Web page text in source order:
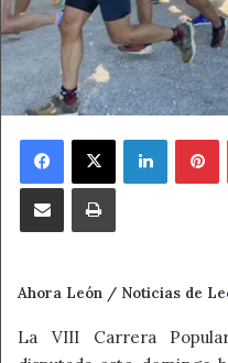
Facebook
X LinkedIn
Compartir por correo electrónicoImprimir
Ahora León / Noticias de
La VIII Carrera